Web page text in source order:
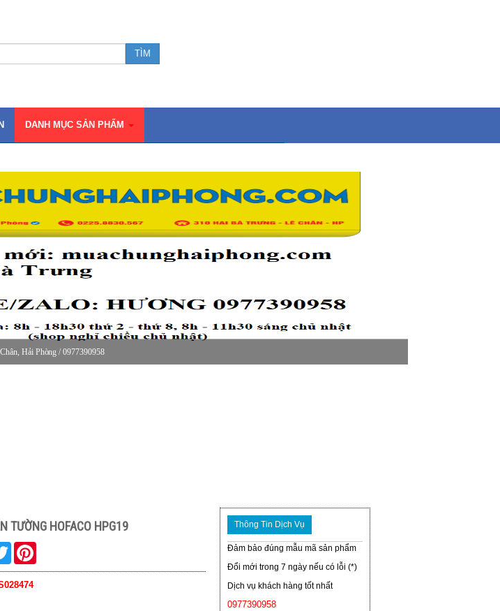
DANH MỤC SẢN PHẨM
Hải Phòng / 0977390958
TƯỜNG HOFACO HPG19
Twitter
Thông Tin Dịch Vụ
Đảm bảo đúng mẫu mã sản phẩm
Đổi mới trong 7 ngày nếu có lỗi (*)
Dịch vụ khách hàng tốt nhất
0977390958